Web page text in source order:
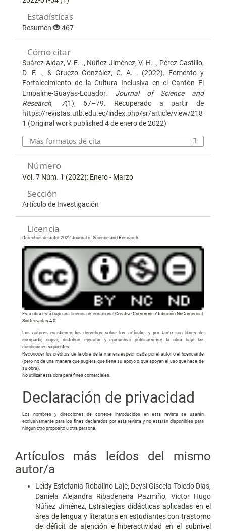
Estadísticas
Resumen 467
Cómo citar
Suárez Aldaz, V. E. ., Núñez Jiménez, V. H. ., Pérez Castillo,
D. F. ., & Gruezo González, C. A. . (2022). Fomento y
Fortalecimiento de la Cultura Inclusiva en el Cantón El
Empalme-Guayas-Ecuador. Journal of Science and
Research, 7(1), 67–79. Recuperado a partir de
https://revistas.utb.edu.ec/index.php/sr/article/view/218
1 (Original work published 4 de enero de 2022)
Más formatos de cita
Número
Vol. 7 Núm. 1 (2022): Enero - Marzo
Sección
Artículo de Investigación
Licencia
Derechos de autor 2022 Journal of Science and Research
Esta obra está bajo una licencia internacionalCreative Commons Atribución-NoComercial-
SinDerivadas 4.0.
Los autores mantienen los derechos sobre los artículos y por tanto son libres de
compartir, copiar, distribuir, ejecutar y comunicar públicamente la obra bajo las
condiciones siguientes:
Reconocer los créditos de la obra de la manera especificada por el autor o el licenciante
(pero no de una manera que sugiera que tiene su apoyo o que apoyan el uso que hace de
su obra).
No utilizar esta obra para fines comerciales.
Declaración de privacidad
Los nombres y direcciones de correo-e introducidos en esta revista se usarán
exclusivamente para los fines declarados por esta revista y no estarán disponibles para
ningún otro propósito u otra persona.
Artículos más leídos del mismo
autor/a
Leidy Estefanía Robalino Laje, Deysi Giscela Toledo Dias,
Daniela Alejandra Ribadeneira Pazmiño, Victor Hugo
Núñez Jiménez, Estrategias didácticas aplicadas en el
área de lengua y literatura en estudiantes con trastorno
de déficit de atención e hiperactividad en el subnivel